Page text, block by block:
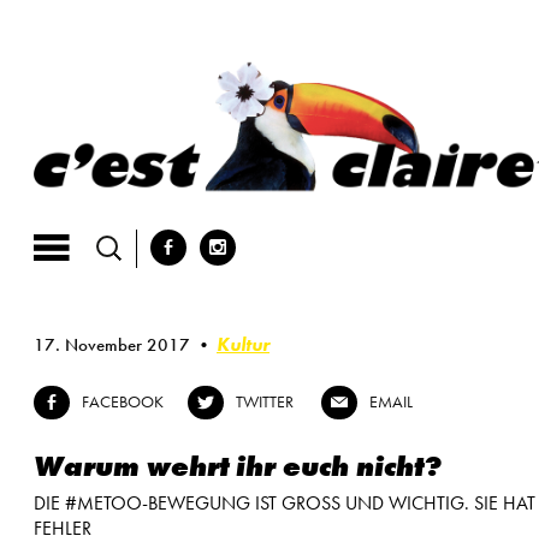
b x
17. November 2017 Kultur
b FACEBOOK a TWITTER @ EMAIL
Warum wehrt ihr euch nicht?
DIE #METOO-BEWEGUNG IST GROSS UND WICHTIG. SIE
FEHLER